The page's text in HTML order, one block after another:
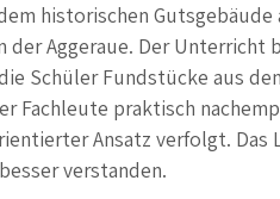
historischen
der Aggeraue. Der
Schüler Fundstücke aus
Fachleute praktisch
Ansatz verfolgt. Das
verstanden.